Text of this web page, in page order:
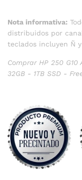
Nota informativa:
distribuidos por
teclados incluyen Ñ
Comprar HP 250 G10
32GB - 1TB SSD -